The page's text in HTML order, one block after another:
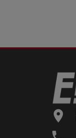
location_on